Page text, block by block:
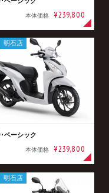
本体価格 ¥239,800
･ベーシック
本体価格 ¥239,800
明石店
明石店